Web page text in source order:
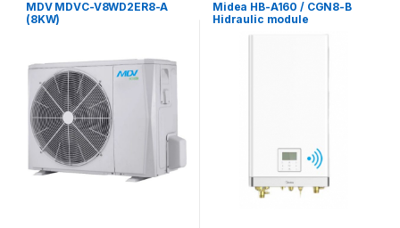
MDV MDVC-V8WD2ER8-A
(8KW)
Midea HB-A160 / CGN8-B
Hidraulic module